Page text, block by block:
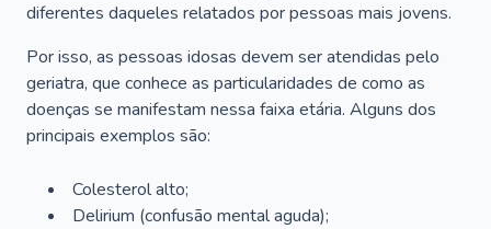
diferentes daqueles relatados por pessoas mais jovens.
Por isso, as pessoas idosas devem ser atendidas pelo
geriatra, que conhece as particularidades de como as
doenças se manifestam nessa faixa etária. Alguns dos
principais exemplos são:
Colesterol alto;
Delirium (confusão mental aguda);